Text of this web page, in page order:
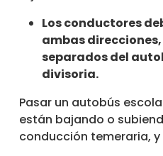
Los conductores
ambas
separados del
divisoria.
Pasar un autobús
están bajando o
conducción temeraria,